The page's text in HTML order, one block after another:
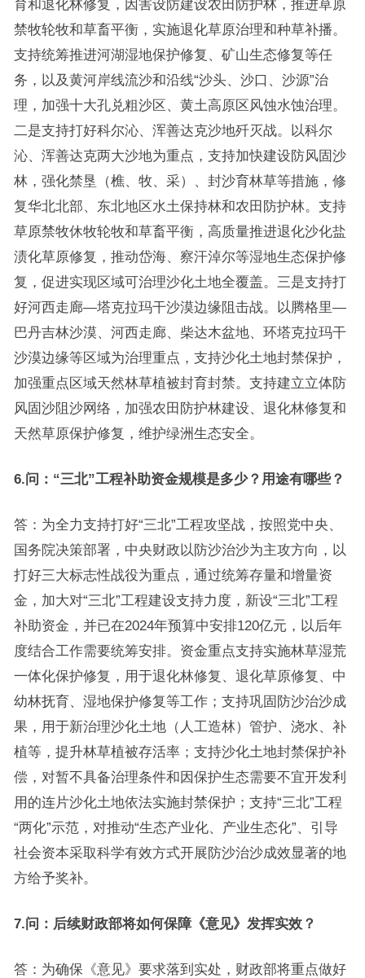
育和退化林修复，因害设防建设农田防护林，推进草原
禁牧轮牧和草畜平衡，实施退化草原治理和种草补播。
支持统筹推进河湖湿地保护修复、矿山生态修复等任
务，以及黄河岸线流沙和沿线“沙头、沙口、沙源”治
理，加强十大孔兑粗沙区、黄土高原区风蚀水蚀治理。
二是支持打好科尔沁、浑善达克沙地歼灭战。以科尔
沁、浑善达克两大沙地为重点，支持加快建设防风固沙
林，强化禁垦（樵、牧、采）、封沙育林草等措施，修
复华北北部、东北地区水土保持林和农田防护林。支持
草原禁牧休牧轮牧和草畜平衡，高质量推进退化沙化盐
渍化草原修复，推动岱海、察汗淖尔等湿地生态保护修
复，促进实现区域可治理沙化土地全覆盖。三是支持打
好河西走廊—塔克拉玛干沙漠边缘阻击战。以腾格里—
巴丹吉林沙漠、河西走廊、柴达木盆地、环塔克拉玛干
沙漠边缘等区域为治理重点，支持沙化土地封禁保护，
加强重点区域天然林草植被封育封禁。支持建立立体防
风固沙阻沙网络，加强农田防护林建设、退化林修复和
天然草原保护修复，维护绿洲生态安全。
6.问：“三北”工程补助资金规模是多少？用途有哪些？
答：为全力支持打好“三北”工程攻坚战，按照党中央、
国务院决策部署，中央财政以防沙治沙为主攻方向，以
打好三大标志性战役为重点，通过统筹存量和增量资
金，加大对“三北”工程建设支持力度，新设“三北”工程
补助资金，并已在2024年预算中安排120亿元，以后年
度结合工作需要统筹安排。资金重点支持实施林草湿荒
一体化保护修复，用于退化林修复、退化草原修复、中
幼林抚育、湿地保护修复等工作；支持巩固防沙治沙成
果，用于新治理沙化土地（人工造林）管护、浇水、补
植等，提升林草植被存活率；支持沙化土地封禁保护补
偿，对暂不具备治理条件和因保护生态需要不宜开发利
用的连片沙化土地依法实施封禁保护；支持“三北”工程
“两化”示范，对推动“生态产业化、产业生态化”、引导
社会资本采取科学有效方式开展防沙治沙成效显著的地
方给予奖补。
7.问：后续财政部将如何保障《意见》发挥实效？
答：为确保《意见》要求落到实处，财政部将重点做好